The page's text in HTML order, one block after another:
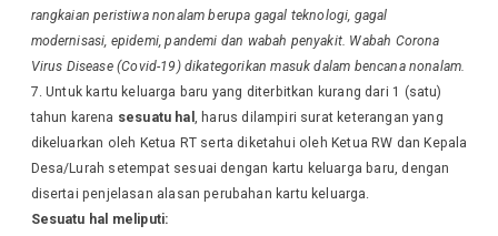
rangkaian peristiwa nonalam berupa gagal teknologi, gagal
modernisasi, epidemi, pandemi dan wabah penyakit. Wabah Corona
Virus Disease (Covid-19) dikategorikan masuk dalam bencana nonalam.
Untuk kartu keluarga baru yang diterbitkan kurang dari 1 (satu)
tahun karena sesuatu hal , harus dilampiri surat keterangan yang
dikeluarkan oleh Ketua RT serta diketahui oleh Ketua RW dan Kepala
Desa/Lurah setempat sesuai dengan kartu keluarga baru, dengan
disertai penjelasan alasan perubahan kartu keluarga.
Sesuatu hal meliputi: